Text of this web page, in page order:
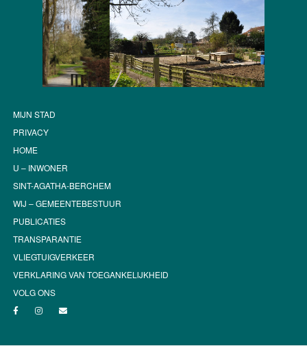
MIJN STAD
PRIVACY
HOME
U – INWONER
SINT-AGATHA-BERCHEM
WIJ – GEMEENTEBESTUUR
PUBLICATIES
TRANSPARANTIE
VLIEGTUIGVERKEER
VERKLARING VAN TOEGANKELIJKHEID
VOLG ONS